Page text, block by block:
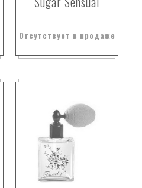
Отсутствует в продаже